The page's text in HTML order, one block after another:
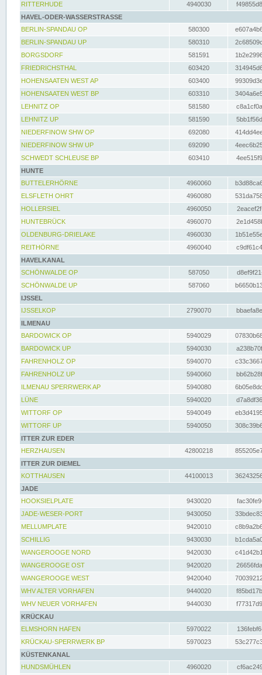
RITTERHUDE
4940030
HAVEL-ODER-WASSERSTRASSE
BERLIN-SPANDAU OP
580300
BERLIN-SPANDAU UP
580310
BORGSDORF
581591
FRIEDRICHSTHAL
603420
HOHENSAATEN WEST AP
603400
HOHENSAATEN WEST BP
603310
LEHNITZ OP
581580
LEHNITZ UP
581590
NIEDERFINOW SHW OP
692080
NIEDERFINOW SHW UP
692090
SCHWEDT SCHLEUSE BP
603410
HUNTE
BUTTELERHÖRNE
4960060
ELSFLETH OHRT
4960080
HOLLERSIEL
4960050
HUNTEBRÜCK
4960070
OLDENBURG-DRIELAKE
4960030
REITHÖRNE
4960040
HAVELKANAL
SCHÖNWALDE OP
587050
SCHÖNWALDE UP
587060
IJSSEL
IJSSELKOP
2790070
ILMENAU
BARDOWICK OP
5940029
BARDOWICK UP
5940030
FAHRENHOLZ OP
5940070
FAHRENHOLZ UP
5940060
ILMENAU SPERRWERK AP
5940080
LÜNE
5940020
WITTORF OP
5940049
WITTORF UP
5940050
ITTER ZUR EDER
HERZHAUSEN
42800218
ITTER ZUR DIEMEL
KOTTHAUSEN
44100013
JADE
HOOKSIELPLATE
9430020
JADE-WESER-PORT
9430050
MELLUMPLATE
9420010
SCHILLIG
9430030
WANGEROOGE NORD
9420030
WANGEROOGE OST
9420020
WANGEROOGE WEST
9420040
WHV ALTER VORHAFEN
9440020
WHV NEUER VORHAFEN
9440030
KRÜCKAU
ELMSHORN HAFEN
5970022
KRÜCKAU-SPERRWERK BP
5970023
KÜSTENKANAL
HUNDSMÜHLEN
4960020